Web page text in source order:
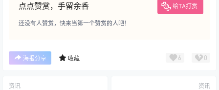
点点赞赏，手留余香 给TA打赏
还没有人赞赏，快来当第一个赞赏的人吧！
海报分享 收藏 6 0
资讯 资讯